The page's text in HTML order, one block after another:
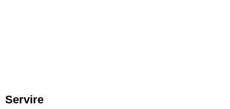
Servire